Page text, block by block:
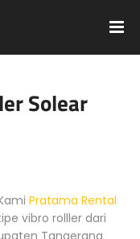
Solear
Pratama Rental
vibro rolller dari
Tangerang